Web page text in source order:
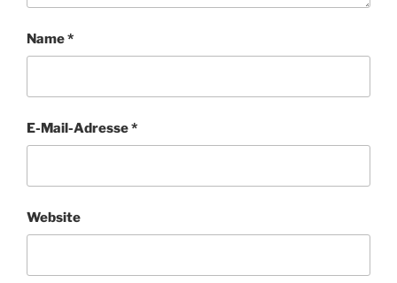
Name*
E-Mail-Adresse*
Website